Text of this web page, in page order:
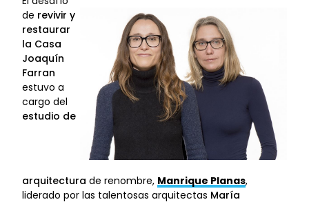
de revivir y
restaurar
la Casa
Joaquín
Farran
estuvo a
cargo del
estudio de
arquitectura de renombre, Manrique Planas,
liderado por las talentosas arquitectas María